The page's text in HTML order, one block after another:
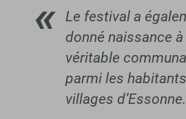
Le festival a
donné naissance à
véritable
parmi les
villages d’Essonne.